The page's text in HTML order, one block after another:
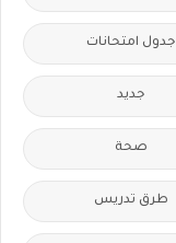
جدول امتحانات
جديد
صحة
طرق تدريس